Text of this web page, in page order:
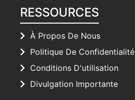
RESSOURCES
À Propos De Nous
Politique De Confidentialité
Conditions D'utilisation
Divulgation Importante